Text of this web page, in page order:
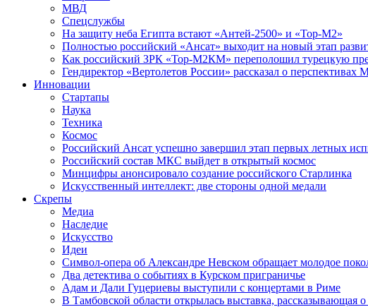
МВД
Спецслужбы
На защиту неба Египта встают «Антей-2500» и «Тор-М2»
Полностью российский «Ансат» выходит на новый этап
Как российский ЗРК «Тор-М2КМ» переполошил турецкую
Гендиректор «Вертолетов России» рассказал о
Инновации
Стартапы
Наука
Техника
Космос
Российский Ансат успешно завершил этап первых летных
Российский состав МКС выйдет в открытый космос
Минцифры анонсировало создание российского Старлинка
Искусственный интеллект: две стороны одной медали
Скрепы
Медиа
Наследие
Искусство
Идеи
Символ-опера об Александре Невском обращает молодое
Два детектива о событиях в Курском приграничье
Адам и Дали Гуцериевы выступили с концертами в Риме
В Тамбовской области открылась выставка,